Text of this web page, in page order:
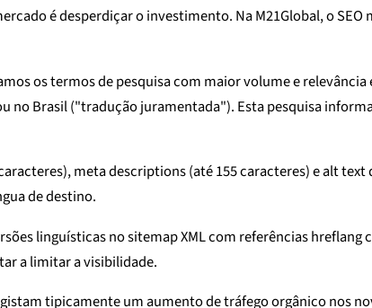
é desperdiçar o investimento. Na M21Global, o
os termos de pesquisa com maior volume e
no Brasil ("tradução juramentada"). Esta pesquisa
meta descriptions (até 155 caracteres) e alt
de destino.
linguísticas no sitemap XML com referências hreflang
a limitar a visibilidade.
tipicamente um aumento de tráfego orgânico nos